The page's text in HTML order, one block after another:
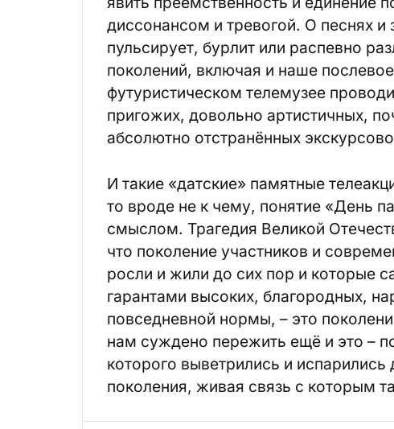
диссонансом и тревогой. О песнях и
пульсирует, бурлит или распевно
поколений, включая и наше
футуристическом телемузее
пригожих, довольно артистичных,
абсолютно отстранённых
И такие «датские» памятные
то вроде не к чему, понятие «День
смыслом. Трагедия Великой
что поколение участников и
росли и жили до сих пор и которые
гарантами высоких, благородных,
повседневной нормы, – это
нам суждено пережить ещё и это –
которого выветрились и
поколения, живая связь с которым